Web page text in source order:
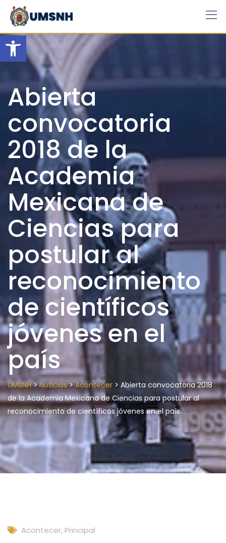
Open toolbar
Skip
content
Abierta
convocatoria
2018 de la
Academia
Mexicana de
Ciencias para
postular al
reconocimiento
de científicos
jóvenes en el
país
UMSNH>Noticias>Acontecer > Abierta convocatoria 2018
de la Academia Mexicana de Ciencias para postular al
reconocimiento de científicos jóvenes en el país
Acontecer, Principal